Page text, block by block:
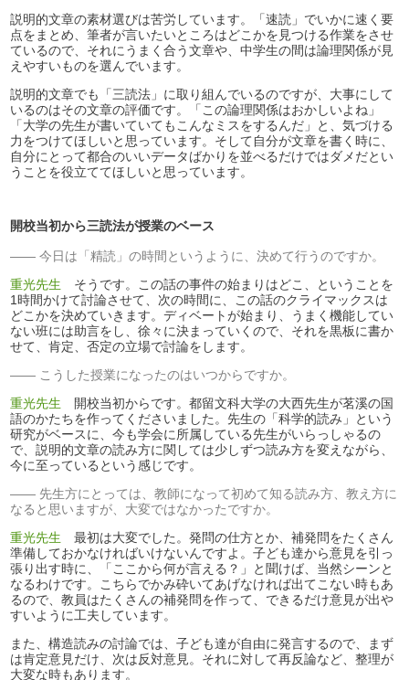
説明的文章の素材選びは苦労しています。「速読」でいかに速く要
点をまとめ、筆者が言いたいところはどこかを見つける作業をさせ
ているので、それにうまく合う文章や、中学生の間は論理関係が見
えやすいものを選んでいます。
説明的文章でも「三読法」に取り組んでいるのですが、大事にして
いるのはその文章の評価です。「この論理関係はおかしいよね」
「大学の先生が書いていてもこんなミスをするんだ」と、気づける
力をつけてほしいと思っています。そして自分が文章を書く時に、
自分にとって都合のいいデータばかりを並べるだけではダメだとい
うことを役立ててほしいと思っています。
開校当初から三読法が授業のベース
今日は「精読」の時間というように、決めて行うのですか。
重光先生 そうです。この話の事件の始まりはどこ、ということを
1時間かけて討論させて、次の時間に、この話のクライマックスは
どこかを決めていきます。ディベートが始まり、うまく機能してい
ない班には助言をし、徐々に決まっていくので、それを黒板に書か
せて、肯定、否定の立場で討論をします。
こうした授業になったのはいつからですか。
重光先生 開校当初からです。都留文科大学の大西先生が茗溪の国
語のかたちを作ってくださいました。先生の「科学的読み」という
研究がベースに、今も学会に所属している先生がいらっしゃるの
で、説明的文章の読み方に関しては少しずつ読み方を変えながら、
今に至っているという感じです。
先生方にとっては、教師になって初めて知る読み方、教え方に
なると思いますが、大変ではなかったですか。
重光先生 最初は大変でした。発問の仕方とか、補発問をたくさん
準備しておかなければいけないんですよ。子ども達から意見を引っ
張り出す時に、「ここから何が言える？」と聞けば、当然シーンと
なるわけです。こちらでかみ砕いてあげなければ出てこない時もあ
るので、教員はたくさんの補発問を作って、できるだけ意見が出や
すいように工夫しています。
また、構造読みの討論では、子ども達が自由に発言するので、まず
は肯定意見だけ、次は反対意見。それに対して再反論など、整理が
大変な時もあります。